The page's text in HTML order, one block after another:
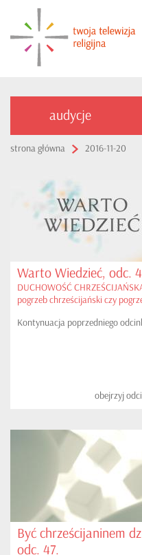
audycje
strona główna 2016-11-20
Warto Wiedzieć, odc.
DUCHOWOŚĆ
pogrzeb chrześcijański czy
Kontynuacja poprzedniego
obejrzyj
Być chrześcijaninem
odc. 47.